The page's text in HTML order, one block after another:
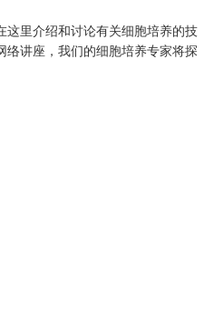
这里介绍和讨论有关细胞培养的技
讲座，我们的细胞培养专家将探